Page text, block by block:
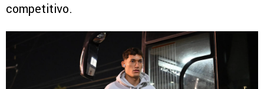
competitivo.